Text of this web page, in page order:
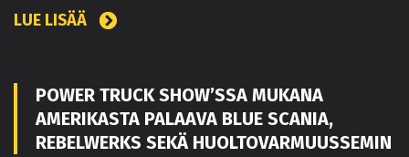
LUE LISÄÄ
POWER TRUCK SHOW’SSA MUKANA
AMERIKASTA PALAAVA BLUE SCANIA,
REBELWERKS SEKÄ HUOLTOVARMUUSSEMIN